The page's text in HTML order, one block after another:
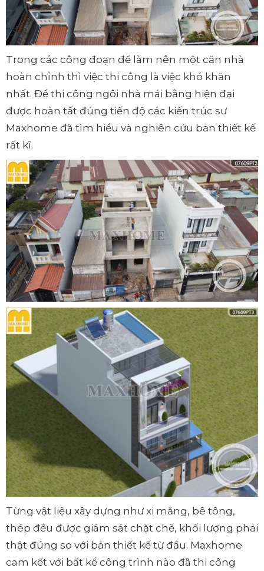
Trong các công đoạn để làm nên một căn nhà
hoàn chỉnh thì việc thi công là việc khó khăn
nhất. Để thi công ngôi nhà mái bằng hiện đại
được hoàn tất đúng tiến độ các kiến trúc sư
Maxhome đã tìm hiểu và nghiên cứu bản thiết kế
rất kĩ.
Từng vật liệu xây dựng như xi măng, bê tông,
thép đều được giám sát chặt chẽ, khối lượng phải
thật đúng so với bản thiết kế từ đầu. Maxhome
cam kết với bất kể công trình nào đã thi công